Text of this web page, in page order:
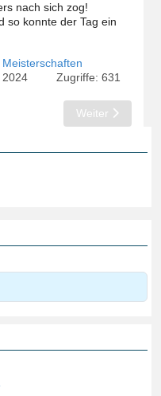
nach sich zog!
so konnte der Tag ein
Meisterschaften
2024
Zugriffe: 631
Wi. 24/25 Tag 3: "Finale in
Nächster
Weiter